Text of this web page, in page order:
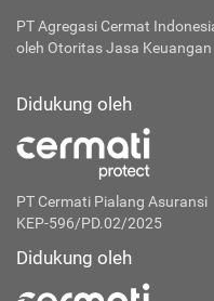
PT Agregasi Cermat
oleh Otoritas Jasa Keuangan
Didukung oleh
PT Cermati Pialang Asuransi
KEP-596/PD.02/2025
Didukung oleh